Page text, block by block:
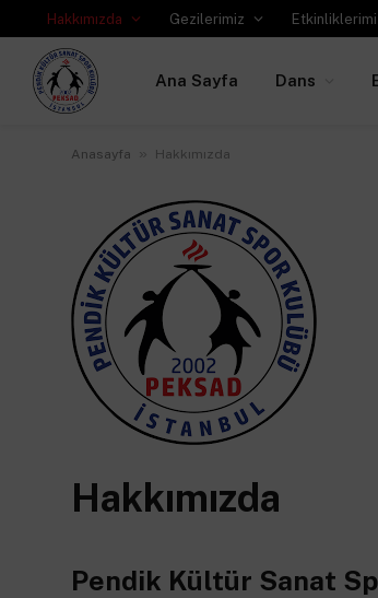
Hakkımızda Gezilerimiz
Ana Sayfa Dans
Anasayfa » Hakkımızda
Hakkımızda
Pendik Kültür Sanat